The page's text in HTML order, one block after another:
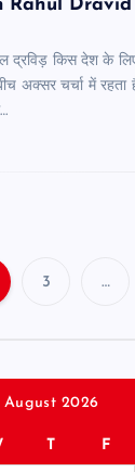
Rahul
द्रविड़ किस देश के
अक्सर चर्चा में रहता
s
3 …
August 2026
T F